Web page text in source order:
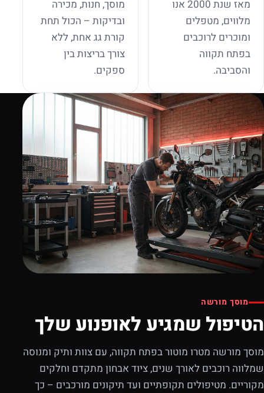
מאז שנת 2000 אנו
מלווים, מטפלים
ומוכרים לרוכבים
בפתח תקווה
והסביבה.
מוסך, חנות, מכירה
ובדיקות – הכול תחת
קורת גג אחת, ללא
צורך בריצות בין
ספקים.
מוסך מורשה
הטיפול שמגיע לאופנוע שלך
מוסך מורשה מטרו מוטור בפתח תקווה, עם צוות ותיק ומנוסה
שמלווה רוכבים לאורך שנים, ציוד אבחון מתקדם וחלקים
מקוריים. מטיפולים תקופתיים ועד תיקונים מורכבים – כך